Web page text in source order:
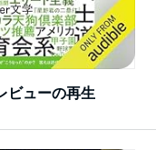
ビューの再生